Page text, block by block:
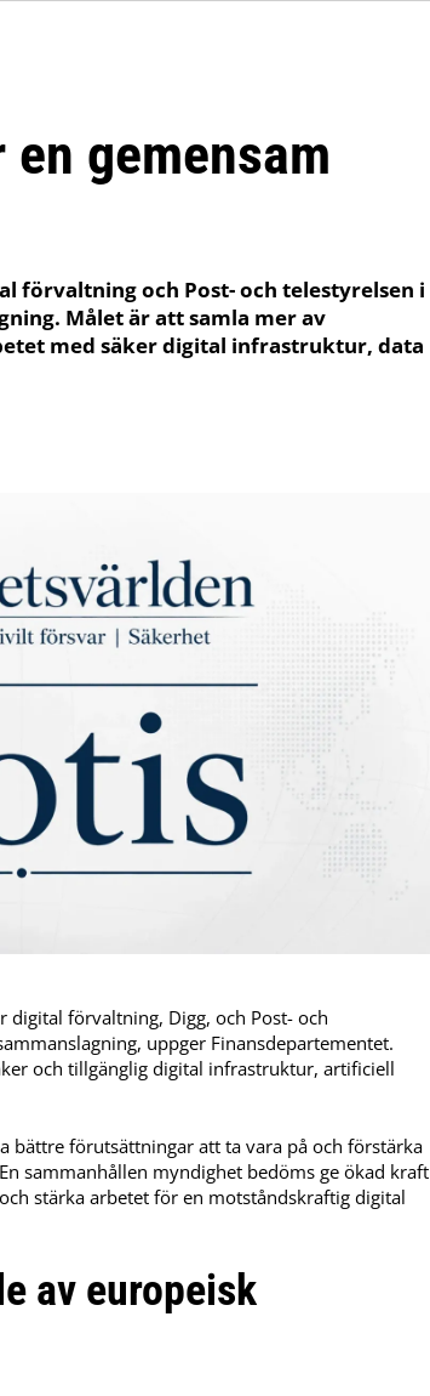
gemensam
förvaltning och Post- och telestyrelsen i
Målet är att samla mer av
med säker digital infrastruktur, data
digital förvaltning, Digg, och Post- och
uppger Finansdepartementet.
och tillgänglig digital infrastruktur, artificiell
bättre förutsättningar att ta vara på och förstärka
sammanhållen myndighet bedöms ge ökad kraft
stärka arbetet för en motståndskraftig digital
av europeisk